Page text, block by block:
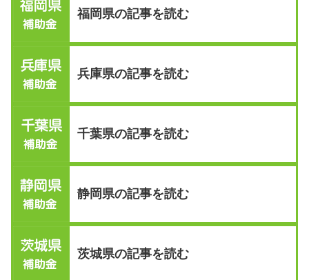
福岡県の記事を読む
兵庫県の記事を読む
千葉県の記事を読む
静岡県の記事を読む
茨城県の記事を読む